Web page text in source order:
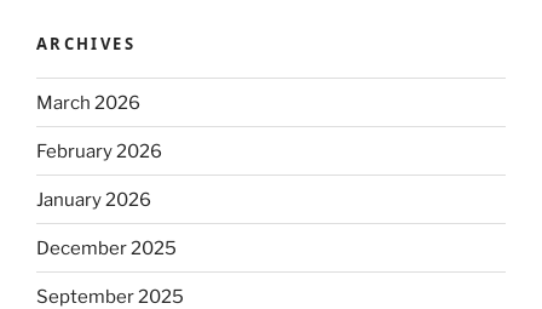
ARCHIVES
March 2026
February 2026
January 2026
December 2025
September 2025